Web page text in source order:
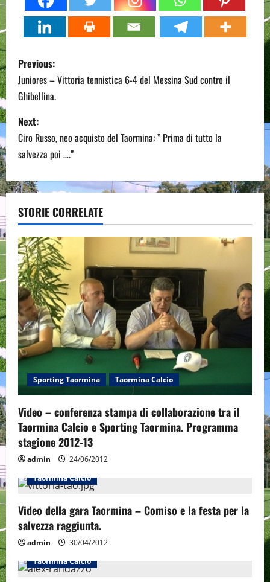
P
o
s
t
n
a
v
i
g
a
t
i
o
n
Previous:
Juniores – Vittoria tennistica 6-4 del Messina Sud contro il
Ghibellina.
Next:
Ciro Russo, neo acquisto del Taormina: ” Prima di tutto la
salvezza poi ….”
STORIE CORRELATE
Sporting Taormina Taormina Calcio
Video – conferenza stampa di collaborazione tra il
Taormina Calcio e Sporting Taormina. Programma
stagione 2012-13
admin
24/06/2012
Taormina Calcio
Video della gara Taormina – Comiso e la festa per la
salvezza raggiunta.
admin
30/04/2012
Taormina Calcio